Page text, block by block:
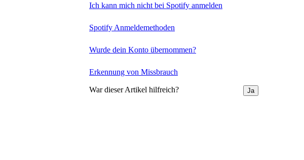
Ich kann mich nicht bei Spotify anmelden
Spotify Anmeldemethoden
Wurde dein Konto übernommen?
Erkennung von Missbrauch
War dieser Artikel hilfreich? Ja